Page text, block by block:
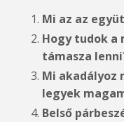
Mi az az
Hogy tudok a
támasza
Mi akadályoz
legyek
Belső